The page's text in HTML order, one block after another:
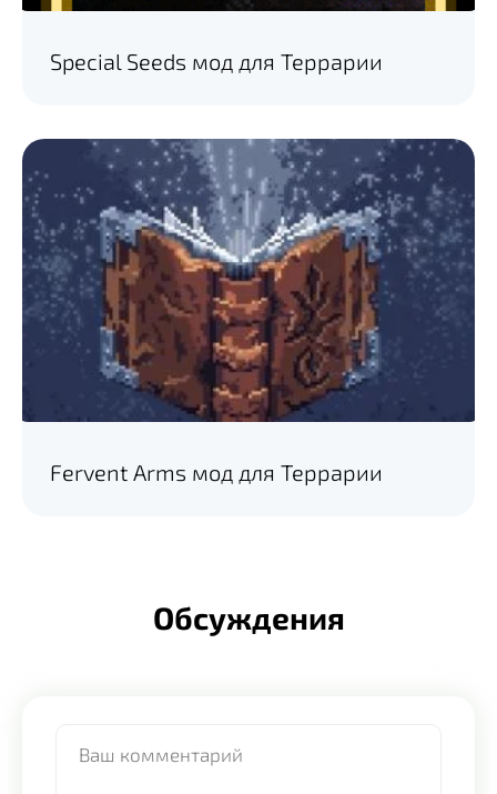
Special Seeds мод для Террарии
Fervent Arms мод для Террарии
Обсуждения